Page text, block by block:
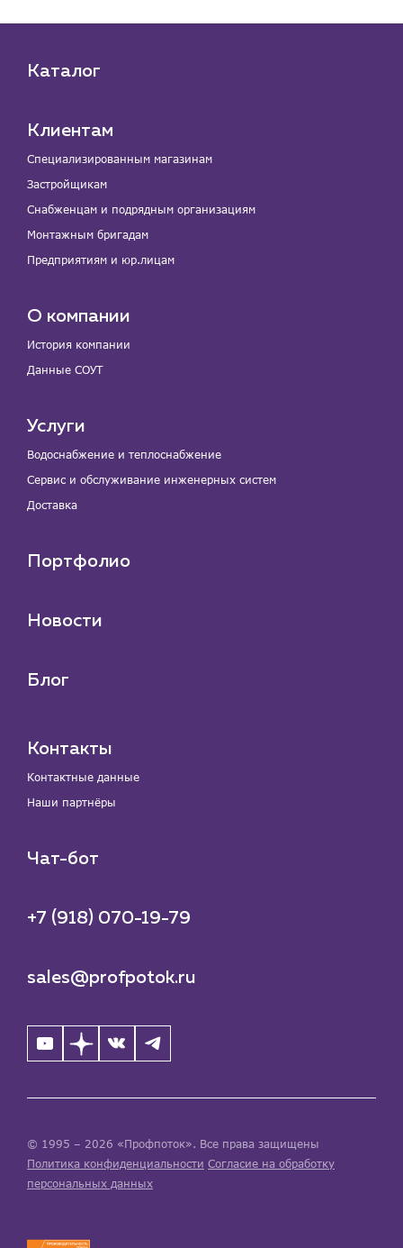
Каталог
Клиентам
Специализированным магазинам
Застройщикам
Снабженцам и подрядным организациям
Монтажным бригадам
Предприятиям и юр.лицам
О компании
История компании
Данные СОУТ
Услуги
Водоснабжение и теплоснабжение
Сервис и обслуживание инженерных систем
Доставка
Портфолио
Новости
Блог
Контакты
Контактные данные
Наши партнёры
Чат-бот
+7 (918) 070-19-79
sales@profpotok.ru
© 1995 – 2026 «Профпоток». Все права защищены
Политика конфиденциальности Согласие на обработку
персональных данных